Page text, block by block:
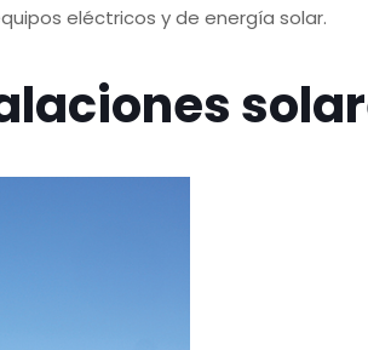
eléctricos y de energía solar.